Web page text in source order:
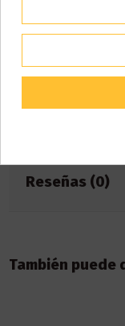
Bote
Referencia 002150
Reseñas (0)
También puede
Gracias